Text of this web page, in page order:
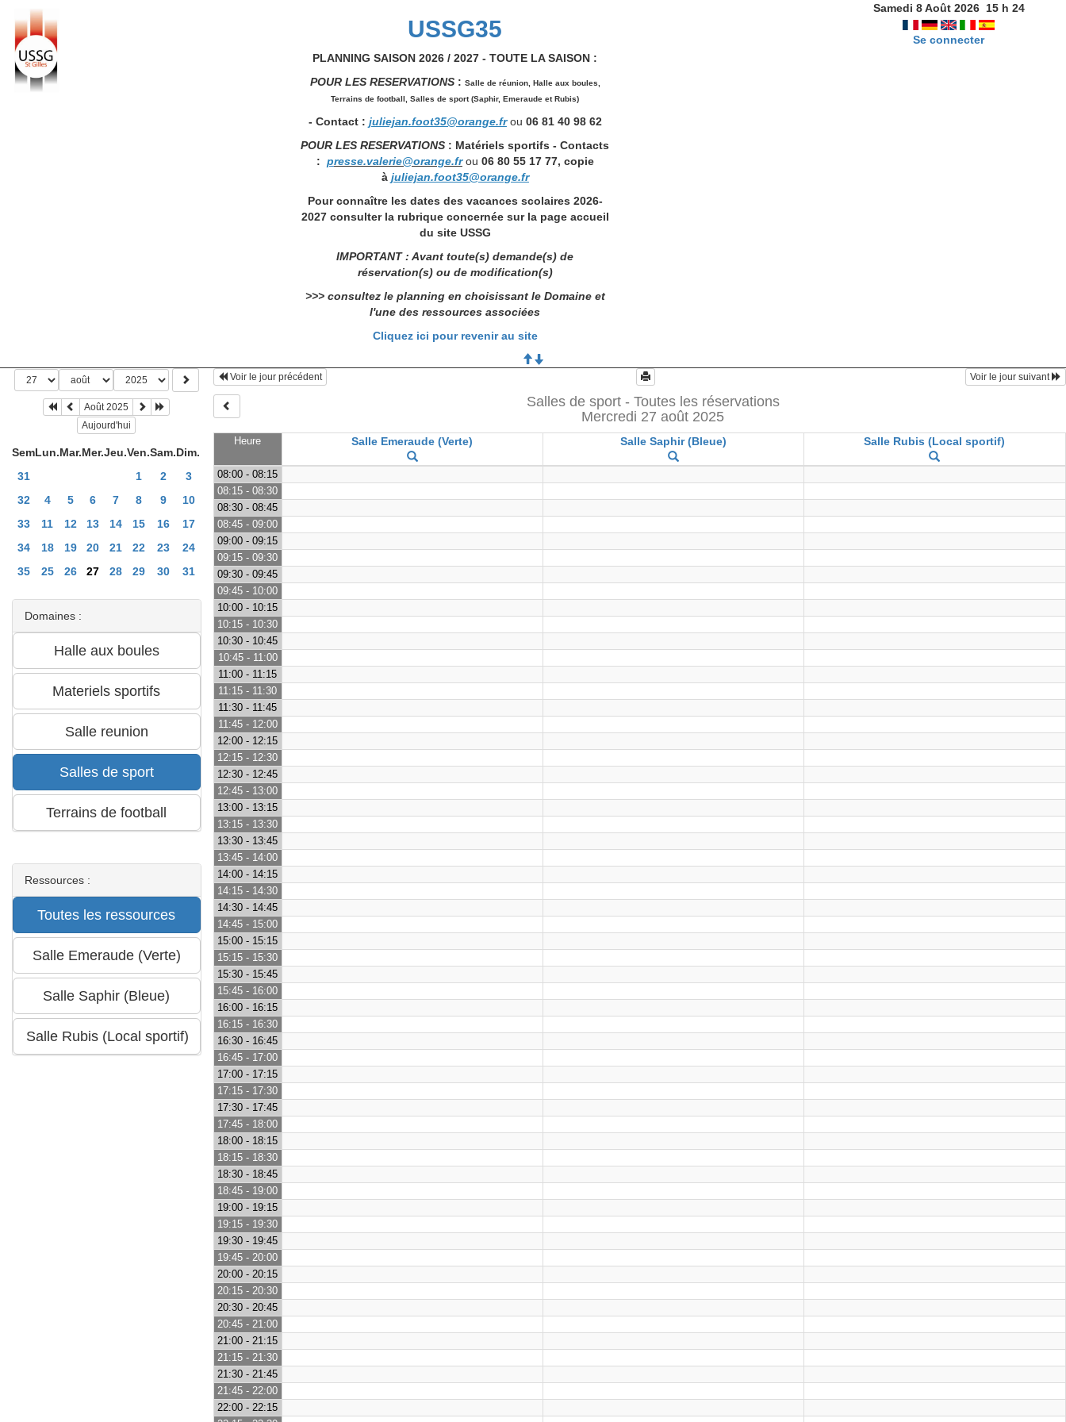
USSG35
PLANNING SAISON 2026 / 2027 - TOUTE LA SAISON :
POUR LES RESERVATIONS: Salle de réunion, Halle aux boules,
Terrains de football, Salles de sport (Saphir, Emeraude et Rubis)
- Contact : juliejan.foot35@orange.frou 06 81 40 98 62
POUR LES RESERVATIONS : Matériels sportifs - Contacts
: presse.valerie@orange.frou 06 80 55 17 77, copie
à juliejan.foot35@orange.fr
Pour connaître les dates des vacances scolaires 2026-
2027 consulter la rubrique concernée sur la page accueil
du site USSG
IMPORTANT : Avant toute(s) demande(s) de
réservation(s) ou de modification(s)
>>> consultez le planning en choisissant le Domaine et
l'une des ressources associées
Cliquez ici pour revenir au site
Samedi 8 Août 2026 15h 24
Se connecter
Août 2025
Aujourd'hui
SemLun.Mar.Mer.Jeu.Ven.Sam.Dim.
31
1 2
3
32
4 5 6 7 8 9
10
33
11 12 13 14 15 16
17
34
18 19 20 21 22 23
24
35
25 26 27 28 29 30 31
Domaines :
Ressources :
Voir le jour précédent Voir le jour suivant
Salles de sport - Toutes les réservations
Mercredi 27 août 2025
Heure Salle Emeraude (Verte) Salle Saphir (Bleue) Salle Rubis (Local sportif)
08:00 - 08:15
08:15 - 08:30
08:30 - 08:45
08:45 - 09:00
09:00 - 09:15
09:15 - 09:30
09:30 - 09:45
09:45 - 10:00
10:00 - 10:15
10:15 - 10:30
10:30 - 10:45
10:45 - 11:00
11:00 - 11:15
11:15 - 11:30
11:30 - 11:45
11:45 - 12:00
12:00 - 12:15
12:15 - 12:30
12:30 - 12:45
12:45 - 13:00
13:00 - 13:15
13:15 - 13:30
13:30 - 13:45
13:45 - 14:00
14:00 - 14:15
14:15 - 14:30
14:30 - 14:45
14:45 - 15:00
15:00 - 15:15
15:15 - 15:30
15:30 - 15:45
15:45 - 16:00
16:00 - 16:15
16:15 - 16:30
16:30 - 16:45
16:45 - 17:00
17:00 - 17:15
17:15 - 17:30
17:30 - 17:45
17:45 - 18:00
18:00 - 18:15
18:15 - 18:30
18:30 - 18:45
18:45 - 19:00
19:00 - 19:15
19:15 - 19:30
19:30 - 19:45
19:45 - 20:00
20:00 - 20:15
20:15 - 20:30
20:30 - 20:45
20:45 - 21:00
21:00 - 21:15
21:15 - 21:30
21:30 - 21:45
21:45 - 22:00
22:00 - 22:15